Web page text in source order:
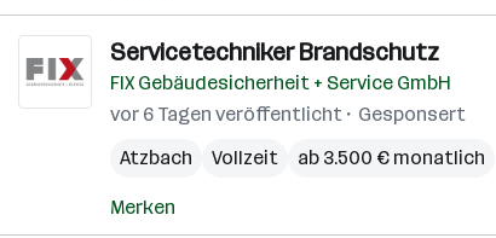
Servicetechniker Brandschutz
FIX Gebäudesicherheit + Service GmbH
vor 6 Tagen veröffentlicht
Gesponsert
Atzbach
Vollzeit ab 3.500 € monatlich
Merken